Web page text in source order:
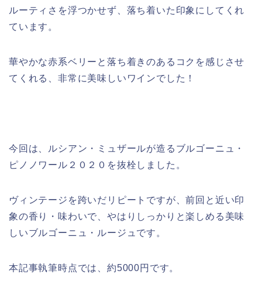
ルーティさを浮つかせず、落ち着いた印象にしてくれ
ています。
華やかな赤系ベリーと落ち着きのあるコクを感じさせ
てくれる、非常に美味しいワインでした！
今回は、ルシアン・ミュザールが造るブルゴーニュ・
ピノノワール２０２０を抜栓しました。
ヴィンテージを跨いだリピートですが、前回と近い印
象の香り・味わいで、やはりしっかりと楽しめる美味
しいブルゴーニュ・ルージュです。
本記事執筆時点では、約5000円です。